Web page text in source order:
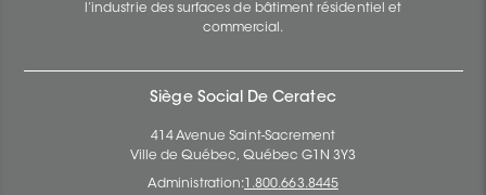
l’industrie des surfaces de bâtiment résidentiel et
commercial.
Siège Social De Ceratec
414 Avenue Saint-Sacrement
Ville de Québec, Québec G1N 3Y3
Administration: 1.800.663.8445